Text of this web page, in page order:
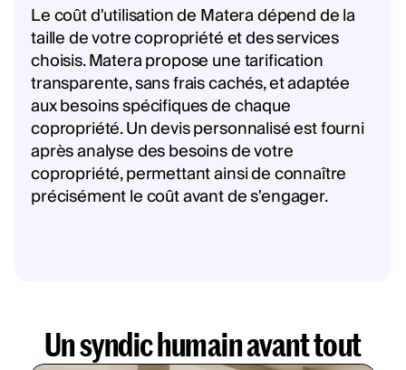
Le coût d'utilisation de Matera dépend de la
taille de votre copropriété et des services
choisis. Matera propose une tarification
transparente, sans frais cachés, et adaptée
aux besoins spécifiques de chaque
copropriété. Un devis personnalisé est fourni
après analyse des besoins de votre
copropriété, permettant ainsi de connaître
précisément le coût avant de s'engager.
Un syndic humain avant tout